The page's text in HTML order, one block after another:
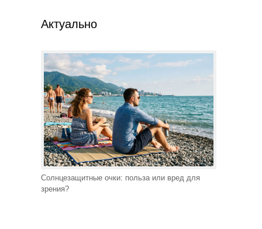
Актуально
Солнцезащитные очки: польза или вред для
зрения?